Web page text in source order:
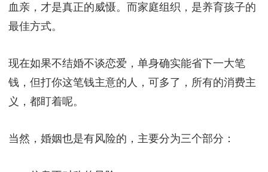
血亲，才是真正的威慑。而家庭组织，是养育孩子的
最佳方式。
现在如果不结婚不谈恋爱，单身确实能省下一大笔
钱，但打你这笔钱主意的人，可多了，所有的消费主
义，都盯着呢。
当然，婚姻也是有风险的，主要分为三个部分：